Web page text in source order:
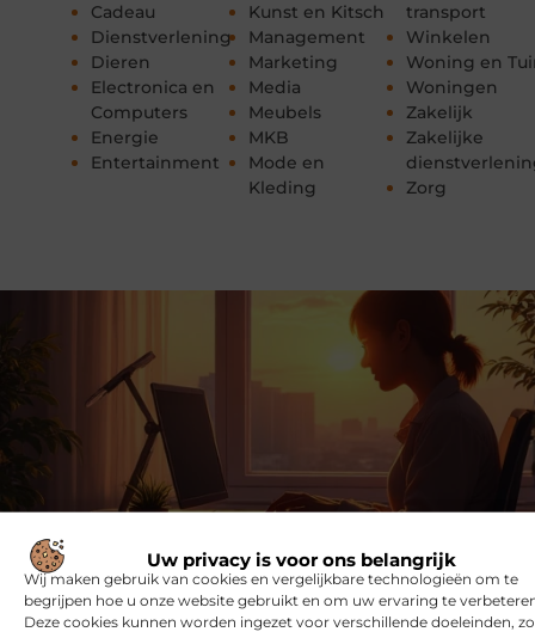
Uw privacy is voor ons belangrijk
Wij maken gebruik van cookies en vergelijkbare technologieën om te
begrijpen hoe u onze website gebruikt en om uw ervaring te
Deze cookies kunnen worden ingezet voor verschillende doeleinden,
Cadeau
Dienstverlening
Dieren
Electronica en
Computers
Energie
Entertainment
Kunst en Kitsch
Management
Marketing
Media
Meubels
MKB
Mode en
Kleding
transport
Winkelen
Woning en
Woningen
Zakelijk
Zakelijke
Zorg
Meld je nu aan en word onderdeel van ons
platform!